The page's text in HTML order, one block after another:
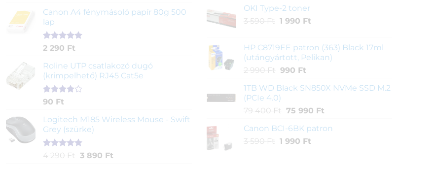
ből,
értékelés
alapján
Canon A4 fénymásoló papír 80g 500
lap
Értékelés
ből,
2
értékelés
alapján
2 290 Ft
Roline UTP csatlakozó dugó
(krimpelhető) RJ45 Cat5e
Értékelés
5-ből,
2
értékelés
alapján
90 Ft
Logitech M185 Wireless Mouse - Swift
Grey (szürke)
Értékelés
1
4 290 Ft Original
3 890 FtCurrent
1
790 Ft.
990 Ft.
OKI Type-2 toner
3 590 Ft Original
3
590 Ft.
1 990 FtCurrent
1
990 Ft.
HP C8719EE patron (363) Black 17ml
(utángyártott, Pelikan)
2 990 Ft Original
was:
2
990 Ft.
990 FtCurrent
is:
1TB WD Black SN850X NVMe SSD M.2
(PCIe 4.0)
79 400 Ft Original
was:
79
75 990 FtCurrent
is:
Canon BCI-6BK patron
3 590 Ft Original
1 990 FtCurrent